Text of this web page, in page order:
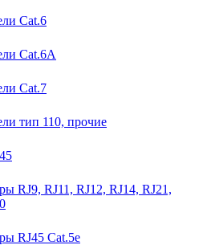
Cat.6
Cat.6A
Cat.7
тип 110, прочие
RJ9, RJ11, RJ12, RJ14, RJ21,
RJ45 Cat.5e